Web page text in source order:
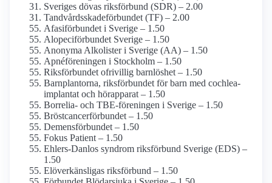
Sveriges dövas riksförbund (SDR) – 2.00
Tandvårdsskade­förbundet (TF) – 2.00
Afasiförbundet i Sverige – 1.50
Alopeciförbundet Sverige – 1.50
Anonyma Alkolister i Sverige (AA) – 1.50
Apné­föreningen i Stockholm – 1.50
Riksförbundet ofrivillig barnlöshet – 1.50
Barnplantorna, riksförbundet för barn med cochlea­
implantat och hörapparat – 1.50
Borrelia- och TBE-föreningen i Sverige – 1.50
Bröstcancer­förbundet – 1.50
Demens­förbundet – 1.50
Fokus Patient – 1.50
Ehlers-Danlos syndrom riks­förbund Sverige (EDS) –
1.50
El­överkänsligas riks­förbund – 1.50